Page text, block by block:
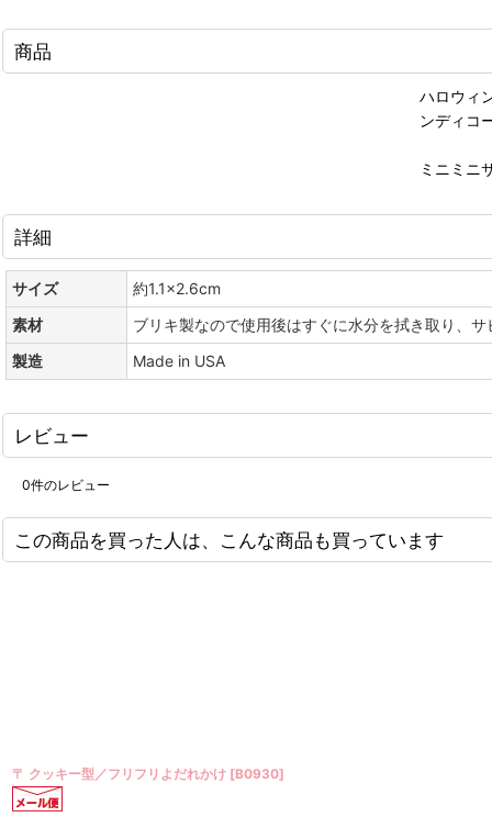
商品
ハロウィ
ンディコ
ミニミニ
詳細
サイズ
約1.1×2.6cm
素材
ブリキ製なので使用後はすぐに水分を拭き取り、サ
製造
Made in USA
レビュー
0件のレビュー
この商品を買った人は、こんな商品も買っています
〒 クッキー型★ミニ／ピンクリボン [B1698]